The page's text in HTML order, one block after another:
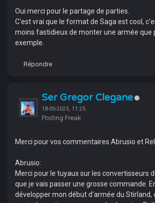
Oui merci pour le partage de parties.
C'est vrai que le format de Saga est cool,
moins fastidieux de monter une armée que
exemple.
Répondre
Ser Gregor Clegane
18-05-2025, 11:25
Posting Freak
Merci pour vos commentaires Abrusio et
Abrusio:
Merci pour le tuyaux sur les convertisseurs
que je vais passer une grosse commande.
développer mon début d'armée du Stirland,